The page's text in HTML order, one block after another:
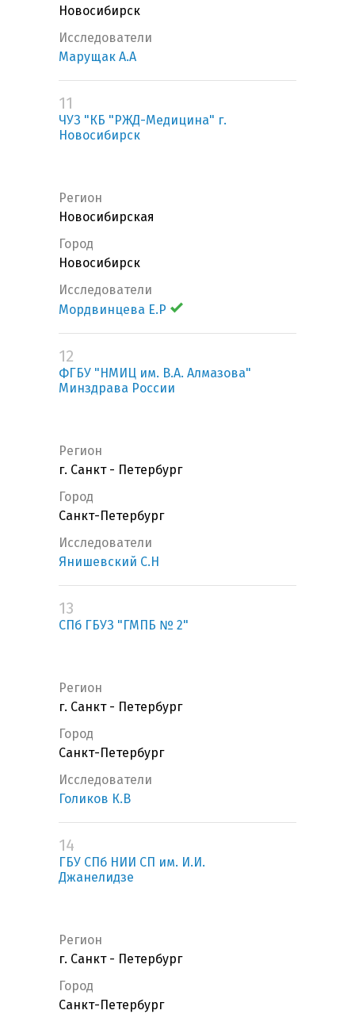
Новосибирск
Исследователи
Марущак А.А
11
ЧУЗ "КБ "РЖД-Медицина" г.
Новосибирск
Регион
Новосибирская
Город
Новосибирск
Исследователи
Мордвинцева Е.Р
12
ФГБУ "НМИЦ им. В.А. Алмазова"
Минздрава России
Регион
г. Санкт - Петербург
Город
Санкт-Петербург
Исследователи
Янишевский С.Н
13
СПб ГБУЗ "ГМПБ № 2"
Регион
г. Санкт - Петербург
Город
Санкт-Петербург
Исследователи
Голиков К.В
14
ГБУ СПб НИИ СП им. И.И.
Джанелидзе
Регион
г. Санкт - Петербург
Город
Санкт-Петербург